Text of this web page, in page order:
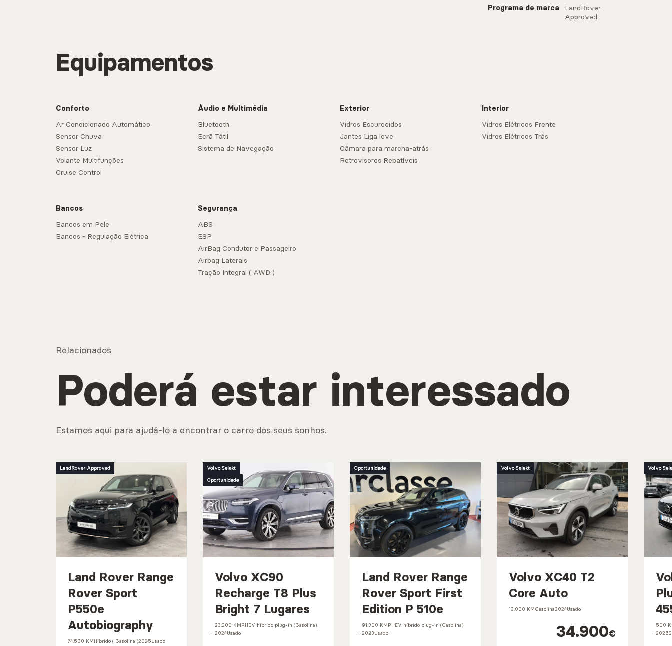
Programa de marca
LandRover
Approved
Equipamentos
Conforto
Ar Condicionado Automático
Sensor Chuva
Sensor Luz
Volante Multifunções
Cruise Control
Áudio e Multimédia
Bluetooth
Ecrã Tátil
Sistema de Navegação
Exterior
Vidros Escurecidos
Jantes Liga leve
Câmara para marcha-atrás
Retrovisores Rebatíveis
Interior
Vidros Elétricos Frente
Vidros Elétricos Trás
Bancos
Bancos em Pele
Bancos - Regulação Elétrica
Segurança
ABS
ESP
AirBag Condutor e Passageiro
Airbag Laterais
Tração Integral ( AWD )
Relacionados
Poderá estar interessado
Estamos aqui para ajudá-lo a encontrar o carro dos seus sonhos.
LandRover Approved
Land Rover Range
Rover Sport
P550e
Autobiography
74.500 KMHíbrido ( Gasolina )2025Usado
Volvo Selekt
Oportunidade
Volvo XC90
Recharge T8 Plus
Bright 7 Lugares
23.200 KMPHEV híbrido plug-in (Gasolina)
2024Usado
Oportunidade
Land Rover Range
Rover Sport First
Edition P 510e
91.300 KMPHEV híbrido plug-in (Gasolina)
2023Usado
Volvo Selekt
Volvo XC40 T2
Core Auto
13.000 KMGasolina2024Usado
34.900€
Volvo
500
2026